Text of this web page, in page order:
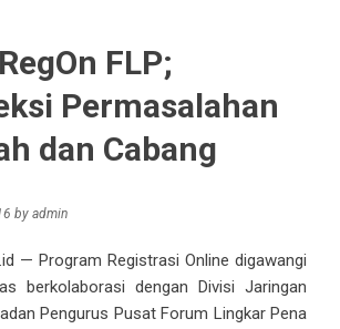
FLP;
Permasalahan
dan Cabang
by admin
— Program Registrasi Online digawangi
berkolaborasi dengan Divisi Jaringan
Pengurus Pusat Forum Lingkar Pena